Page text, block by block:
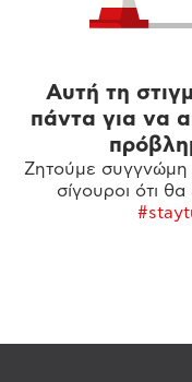
Αυτή τη
πάντα για να
Ζητούμε συγγνώμη
σίγουροι ότι